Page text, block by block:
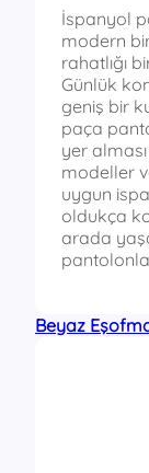
İspanyol
modern
rahatlığı
Günlük
geniş bir
paça
yer
modeller
uygun
oldukça
arada
Beyaz